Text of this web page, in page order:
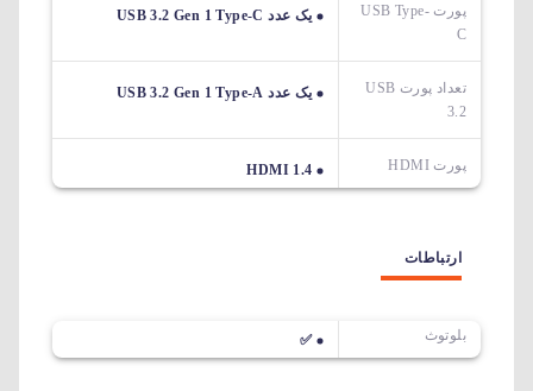
پورت USB Type-
C
یک عدد USB 3.2 Gen 1 Type-C
تعداد پورت USB
3.2
یک عدد USB 3.2 Gen 1 Type-A
پورت HDMI HDMI 1.4
ارتباطات
بلوتوث ✅